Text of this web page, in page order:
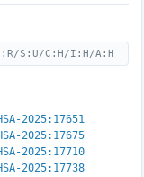
S:U/C:H/I:H/A:H
2025:17651
2025:17675
2025:17710
2025:17738